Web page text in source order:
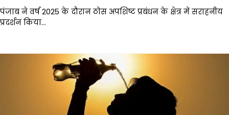
पंजाब ने वर्ष 2025 के दौरान ठोस अपशिष्ट प्रबंधन के क्षेत्र में सराहनीय
प्रदर्शन किया…